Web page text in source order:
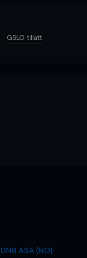
GSLO tillatt
DNB ASA (NO)